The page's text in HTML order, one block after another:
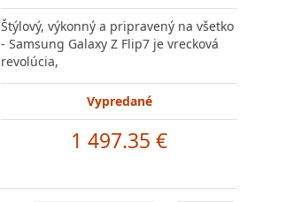
Štýlový, výkonný a pripravený na všetko
- Samsung Galaxy Z Flip7 je vrecková
revolúcia,
Vypredané
1 497.35 €